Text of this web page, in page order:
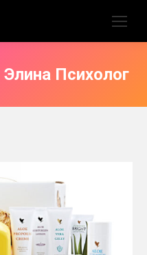
Элина Психолог